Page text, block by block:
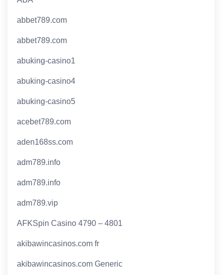
abbet789.com
abbet789.com
abuking-casino1
abuking-casino4
abuking-casino5
acebet789.com
aden168ss.com
adm789.info
adm789.info
adm789.vip
AFKSpin Casino 4790 – 4801
akibawincasinos.com fr
akibawincasinos.com Generic